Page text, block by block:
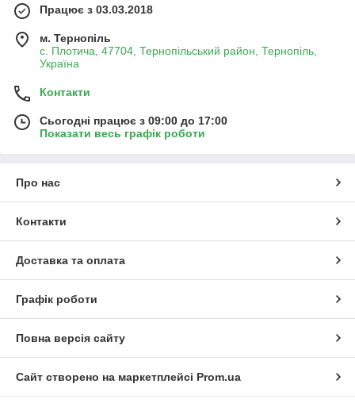
Працює з 03.03.2018
м. Тернопіль
с. Плотича, 47704, Тернопільський район, Тернопіль,
Україна
Контакти
Сьогодні працює з 09:00 до 17:00
Показати весь графік роботи
Про нас
Контакти
Доставка та оплата
Графік роботи
Повна версія сайту
Сайт створено на маркетплейсі Prom.ua